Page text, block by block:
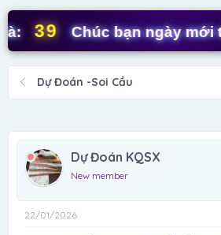
s
t
a
r
t
i
39 Chúc bạn ngày mới
Dự Đoán -Soi Cầu
Dự Đoán KQSX
New member
22/01/2026